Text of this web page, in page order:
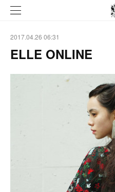
2017.04.26 06:31
ELLE ONLINE